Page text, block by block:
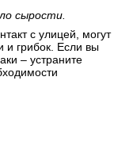
сырости.
с улицей, могут
и грибок. Если вы
– устраните